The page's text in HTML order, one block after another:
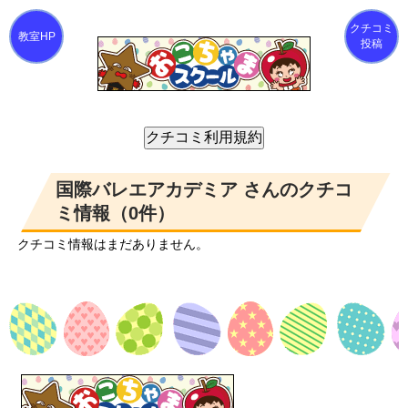
クチコミ
投稿
国際バレエアカデミア さんのクチコ
ミ情報（0件）
クチコミ情報はまだありません。